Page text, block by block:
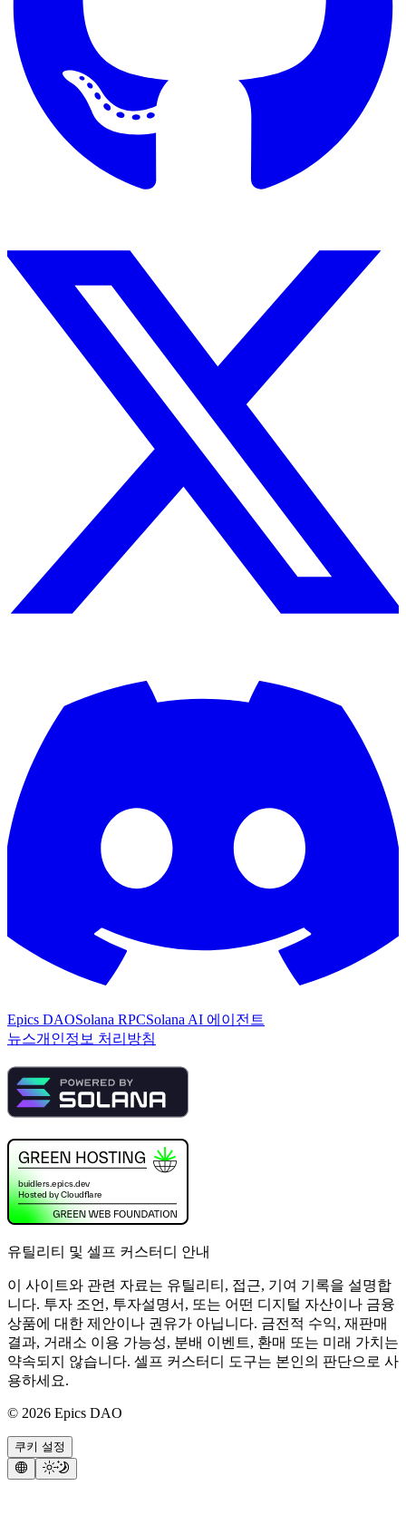
Epics DAOSolana RPCSolana AI 에이전트
뉴스개인정보 처리방침
유틸리티 및 셀프 커스터디 안내
이 사이트와 관련 자료는 유틸리티, 접근, 기여 기록을 설명합
니다. 투자 조언, 투자설명서, 또는 어떤 디지털 자산이나 금융
상품에 대한 제안이나 권유가 아닙니다. 금전적 수익, 재판매
결과, 거래소 이용 가능성, 분배 이벤트, 환매 또는 미래 가치는
약속되지 않습니다. 셀프 커스터디 도구는 본인의 판단으로 사
용하세요.
© 2026 Epics DAO
쿠키 설정